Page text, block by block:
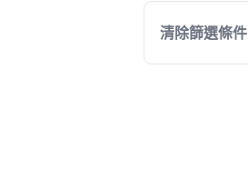
清除篩選條件